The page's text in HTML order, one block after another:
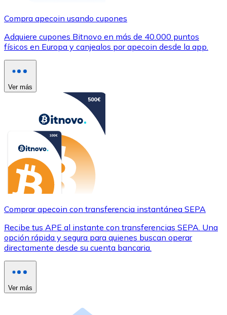
Compra apecoin usando cupones
Adquiere cupones Bitnovo en más de 40.000 puntos
físicos en Europa y canjealos por apecoin desde la app.
Ver más
Comprar apecoin con transferencia instantánea SEPA
Recibe tus APE al instante con transferencias SEPA. Una
opción rápida y segura para quienes buscan operar
directamente desde su cuenta bancaria.
Ver más